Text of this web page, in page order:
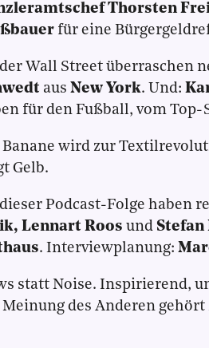
Thorsten
für eine
Wall Street überraschen
aus New York. Und:
für den Fußball, vom
Banane wird zur
Gelb.
Podcast-Folge haben
Lennart Roos und Stefan
. Interviewplanung:
statt Noise. Inspirierend,
Meinung des Anderen